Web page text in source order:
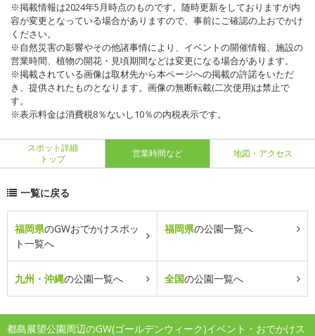
※掲載情報は2024年5月時点のものです。随時更新をしておりますが内
容が変更となっている場合がありますので、事前にご確認の上おでかけ
ください。
※自然災害の影響やその他諸事情により、イベントの開催情報、施設の
営業時間、植物の開花・見頃期間などは変更になる場合があります。
※掲載されている画像は取材先から本ページへの掲載の許諾をいただ
き、提供されたものとなります。画像の無断転載(二次使用)は禁止で
す。
※表示料金は消費税8％ないし10％の内税表示です。
スポット詳細
トップ
営業時間など 地図・アクセス
一覧に戻る
福岡県のGWおでかけスポッ
ト一覧へ
福岡県の公園一覧へ
九州・沖縄の公園一覧へ 全国の公園一覧へ
都島展望公園周辺のGW(ゴールデンウィーク)イベント・おでかけス